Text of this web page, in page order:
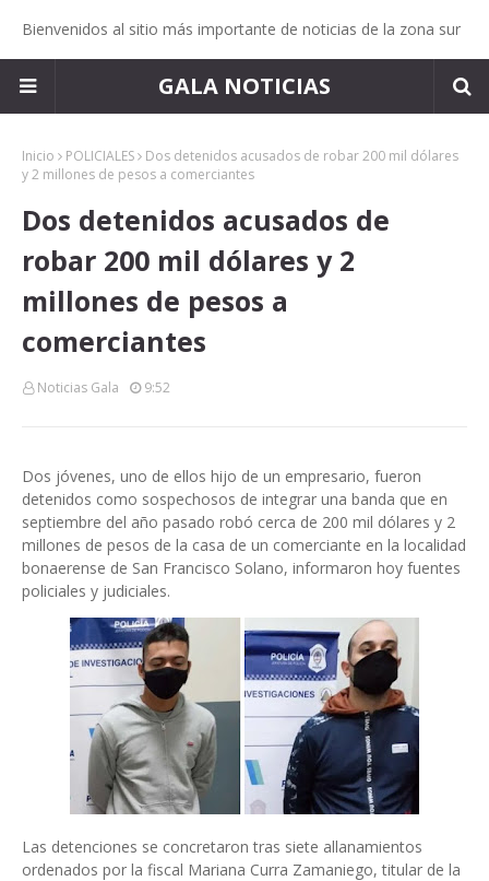
Bienvenidos al sitio más importante de noticias de la zona sur
GALA NOTICIAS
Inicio POLICIALES
Dos detenidos acusados de robar 200 mil dólares
y 2 millones de pesos a comerciantes
Dos detenidos acusados de
robar 200 mil dólares y 2
millones de pesos a
comerciantes
Noticias Gala 9:52
Dos jóvenes, uno de ellos hijo de un empresario, fueron
detenidos como sospechosos de integrar una banda que en
septiembre del año pasado robó cerca de 200 mil dólares y 2
millones de pesos de la casa de un comerciante en la localidad
bonaerense de San Francisco Solano, informaron hoy fuentes
policiales y judiciales.
Las detenciones se concretaron tras siete allanamientos
ordenados por la fiscal Mariana Curra Zamaniego, titular de la